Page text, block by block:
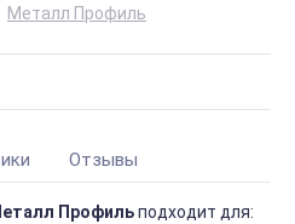
Металл Профиль
Отзывы
Профильподходит для: